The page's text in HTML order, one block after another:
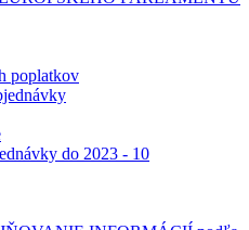
poplatkov
do 2023 - 10